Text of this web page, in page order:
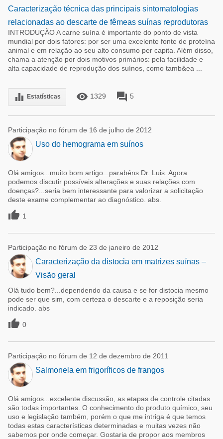
Caracterização técnica das principais sintomatologias
relacionadas ao descarte de fêmeas suínas reprodutoras
INTRODUÇÃO A carne suína é importante do ponto de vista
mundial por dois fatores: por ser uma excelente fonte de proteína
animal e em relação ao seu alto consumo per capita. Além disso,
chama a atenção por dois motivos primários: pela facilidade e
alta capacidade de reprodução dos suínos, como tamb&ea ...
equalizer Estatísticas remove_red_eye 1329 forum 5
Participação no fórum de 16 de julho de 2012
Uso do hemograma em suínos
Olá amigos...muito bom artigo...parabéns Dr. Luis. Agora
podemos discutir possíveis alterações e suas relações com
doenças?...seria bem interessante para valorizar a solicitação
deste exame complementar ao diagnóstico. abs.
 1
Participação no fórum de 23 de janeiro de 2012
Caracterização da distocia em matrizes suínas –
Visão geral
Olá tudo bem?...dependendo da causa e se for distocia mesmo
pode ser que sim, com certeza o descarte e a reposição seria
indicado. abs
 0
Participação no fórum de 12 de dezembro de 2011
Salmonela em frigoríficos de frangos
Olá amigos...excelente discussão, as etapas de controle citadas
são todas importantes. O conhecimento do produto químico, seu
uso e legislação também, porém o que me intriga é que temos
todas estas características determinadas e muitas vezes não
sabemos por onde começar. Gostaria de propor aos membros